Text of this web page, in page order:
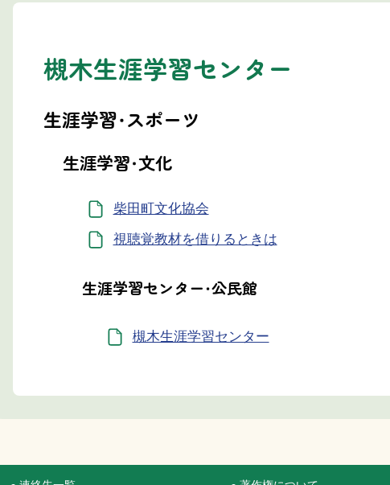
槻木生涯学習センター
生涯学習・スポーツ
生涯学習・文化
柴田町文化協会
視聴覚教材を借りるときは
生涯学習センター・公民館
槻木生涯学習センター